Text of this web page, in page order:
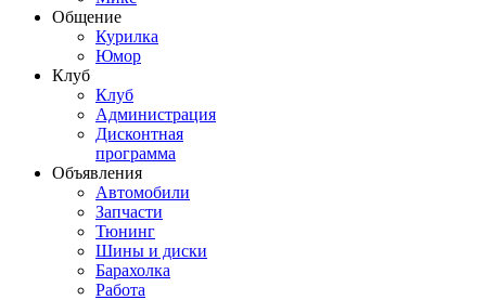
Общение
Курилка
Юмор
Клуб
Клуб
Администрация
Дисконтная
программа
Объявления
Автомобили
Запчасти
Тюнинг
Шины и диски
Барахолка
Работа